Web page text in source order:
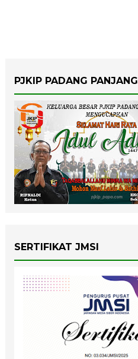
PJKIP PADANG PANJANG
SERTIFIKAT JMSI